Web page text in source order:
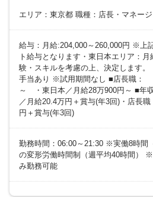
エリア：東京都 職種：店長・マネー
給与：月給:204,000～260,000円 ※上
ト給与となります・東日本エリア：
験・スキルを考慮の上、決定します
手当あり ※試用期間なし ■店長職：
～ ・東日本／月給28万900円～ ■年
／月給20.4万円＋賞与(年3回)・店長
円＋賞与(年3回)
勤務時間：06:00～21:30 ※実働8時間
の変形労働時間制（週平均40時間）
み勤務可能